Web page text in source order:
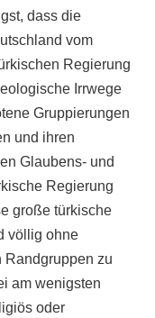
dass die
vom
Regierung
Irrwege
Gruppierungen
und ihren
Glaubens- und
Regierung
große türkische
völlig ohne
Randgruppen zu
am wenigsten
oder